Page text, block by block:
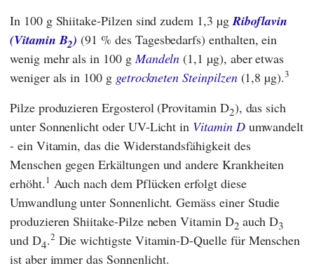
In 100 g Shiitake-Pilzen sind zudem 1,3 µgRiboflavin
(Vitamin B2) (91 % des Tagesbedarfs) enthalten, ein
wenig mehr als in 100 gMandeln (1,1 µg), aber etwas
weniger als in 100 g getrockneten Steinpilzen(1,8 µg).3
Pilze produzieren Ergosterol (Provitamin D2), das sich
unter Sonnenlicht oder UV-Licht in Vitamin Dumwandelt
- ein Vitamin, das die Widerstandsfähigkeit des
Menschen gegen Erkältungen und andere Krankheiten
erhöht.1 Auch nach dem Pflücken erfolgt diese
Umwandlung unter Sonnenlicht. Gemäss einer Studie
produzieren Shiitake-Pilze neben Vitamin D2 auch D3
und D4.2 Die wichtigste Vitamin-D-Quelle für Menschen
ist aber immer das Sonnenlicht.